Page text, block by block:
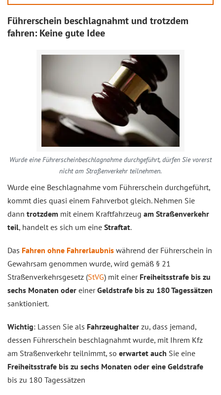
Führerschein beschlagnahmt und trotzdem
fahren: Keine gute Idee
Wurde eine Führerscheinbeschlagnahme durchgeführt, dürfen Sie vorerst
nicht am Straßenverkehr teilnehmen.
Wurde eine Beschlagnahme vom Führerschein durchgeführt,
kommt dies quasi einem Fahrverbot gleich. Nehmen Sie
dann trotzdem mit einem Kraftfahrzeug am Straßenverkehr
teil, handelt es sich um eine Straftat.
Das Fahren ohne Fahrerlaubnis während der Führerschein in
Gewahrsam genommen wurde, wird gemäß § 21
Straßenverkehrsgesetz (StVG) mit einer Freiheitsstrafe bis zu
sechs Monaten oder einerGeldstrafe bis zu 180 Tagessätzen
sanktioniert.
Wichtig: Lassen Sie als Fahrzeughalter zu, dass jemand,
dessen Führerschein beschlagnahmt wurde, mit Ihrem Kfz
am Straßenverkehr teilnimmt, so erwartet auch Sie eine
Freiheitsstrafe bis zu sechs Monaten oder eine Geldstrafe
bis zu 180 Tagessätzen